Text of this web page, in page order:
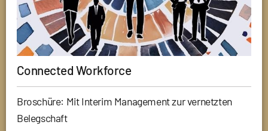
Connected Workforce
Broschüre: Mit Interim Management zur vernetzten
Belegschaft